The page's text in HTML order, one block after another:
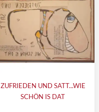
ZUFRIEDEN UND SATT...WIE
SCHÖN IS DAT